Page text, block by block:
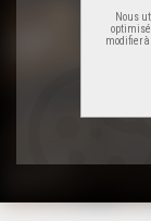
Nous
modifier